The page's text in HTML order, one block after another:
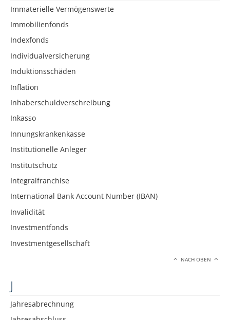
Immaterielle Vermögenswerte
Immobilienfonds
Indexfonds
Individualversicherung
Induktionsschäden
Inflation
Inhaberschuldverschreibung
Inkasso
Innungskrankenkasse
Institutionelle Anleger
Institutschutz
Integralfranchise
International Bank Account Number (IBAN)
Invalidität
Investmentfonds
Investmentgesellschaft
NACH OBEN
J
Jahresabrechnung